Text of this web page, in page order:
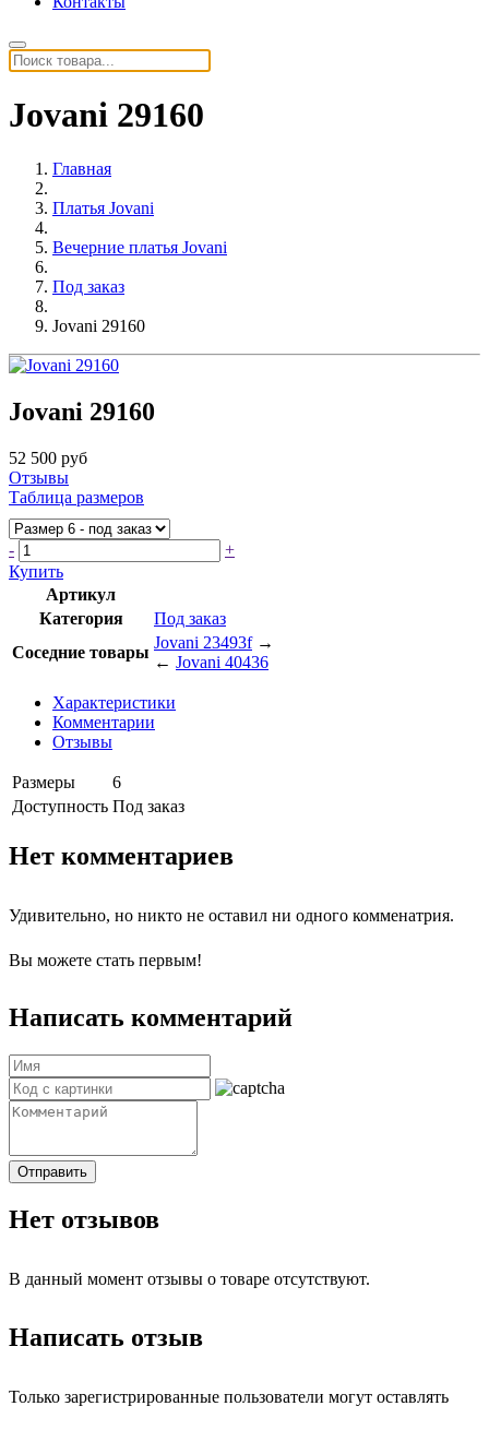
Jovani 29160
Главная
Платья Jovani
Вечерние платья Jovani
Под заказ
Jovani 29160
Jovani 29160
52 500 руб
Отзывы
Таблица размеров
-
+
Купить
Артикул
Категория
Под заказ
Соседние товары
Jovani 23493f→
← Jovani 40436
Характеристики
Комментарии
Отзывы
Размеры
6
Доступность Под заказ
Нет комментариев
Удивительно, но никто не оставил ни одного комменатрия.
Вы можете стать первым!
Написать комментарий
Отправить
Нет отзывов
В данный момент отзывы о товаре отсутствуют.
Написать отзыв
Только зарегистрированные пользователи могут оставлять